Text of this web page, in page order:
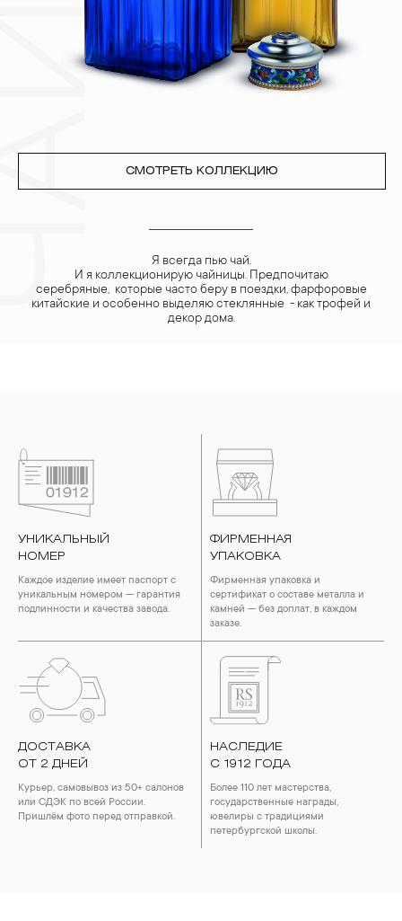
4. Специалисты обычно рекомендуют чистить украшения не
реже одного раза в месяц, а также регулярно протирать их
фланелевой или замшевой салфеткой.
СМОТРЕТЬ КОЛЛЕКЦИЮ
Я всегда пью чай.
И я коллекционирую чайницы. Предпочитаю
серебряные, которые часто беру в поездки, фарфоровые
китайские и особенно выделяю стеклянные - как трофей и
декор дома.
УНИКАЛЬНЫЙ
НОМЕР
Каждое изделие имеет паспорт с
уникальным номером — гарантия
подлинности и качества завода.
ФИРМЕННАЯ
УПАКОВКА
Фирменная упаковка и
сертификат о составе металла и
камней — без доплат, в каждом
заказе.
ДОСТАВКА
ОТ 2 ДНЕЙ
Курьер, самовывоз из 50+ салонов
или СДЭК по всей России.
Пришлём фото перед отправкой.
НАСЛЕДИЕ
С 1912 ГОДА
Более 110 лет мастерства,
государственные награды,
ювелиры с традициями
петербургской школы.